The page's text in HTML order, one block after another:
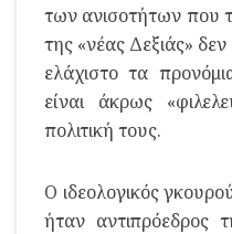
των ανισοτήτων που
της «νέας Δεξιάς»
ελάχιστο τα
είναι άκρως
πολιτική τους.
Ο ιδεολογικός
ήταν αντιπρόεδρος